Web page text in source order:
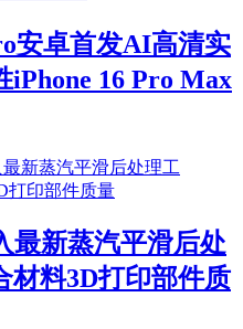
安卓首发AI高清实
iPhone 16 Pro Max
最新蒸汽平滑后处
材料3D打印部件质